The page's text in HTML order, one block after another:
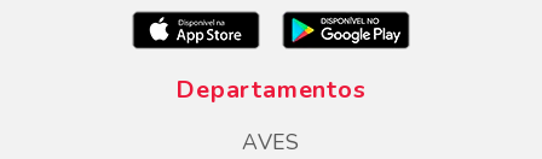
Departamentos
AVES